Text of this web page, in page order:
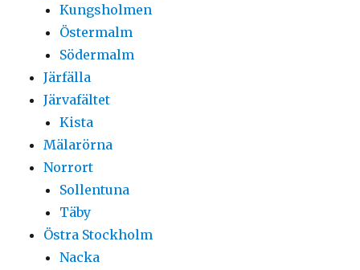
Kungsholmen
Östermalm
Södermalm
Järfälla
Järvafältet
Kista
Mälarörna
Norrort
Sollentuna
Täby
Östra Stockholm
Nacka